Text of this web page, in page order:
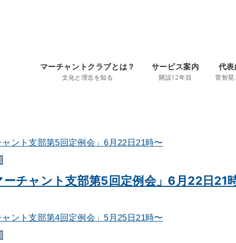
マーチャントクラブとは？
文化と理念を知る
サービス案内
開設12年目
代
菅智晃
チャント支部第5回定例会」6月22日21